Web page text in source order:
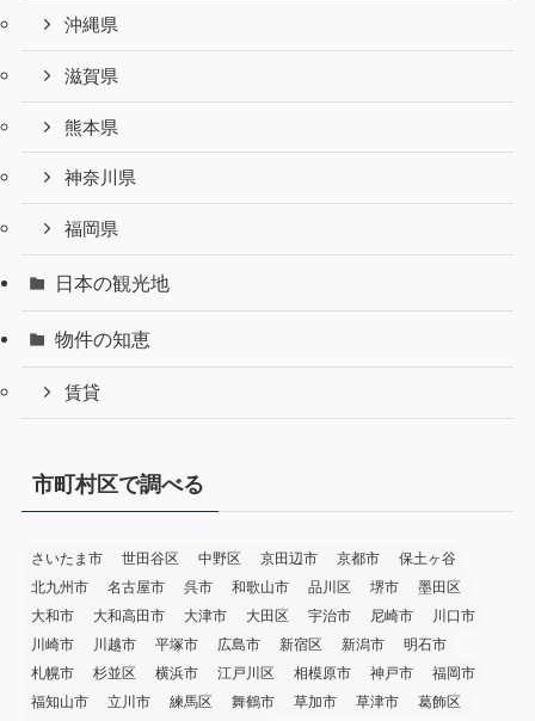
沖縄県
滋賀県
熊本県
神奈川県
福岡県
日本の観光地
物件の知恵
賃貸
市町村区で調べる
さいたま市 世田谷区 中野区 京田辺市 京都市
保土ヶ谷
北九州市
名古屋市 呉市 和歌山市 品川区 堺市
墨田区
大和市
大和高田市 大津市 大田区 宇治市 尼崎市
川口市
川崎市
川越市 平塚市 広島市 新宿区 新潟市
明石市
札幌市
杉並区 横浜市 江戸川区 相模原市 神戸市
福岡市
福知山市
立川市 練馬区 舞鶴市 草加市 草津市 葛飾区